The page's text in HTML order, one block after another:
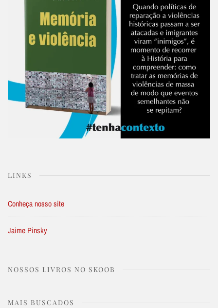
LINKS
Conheça nosso site
Jaime Pinsky
NOSSOS LIVROS NO SKOOB
MAIS BUSCADOS